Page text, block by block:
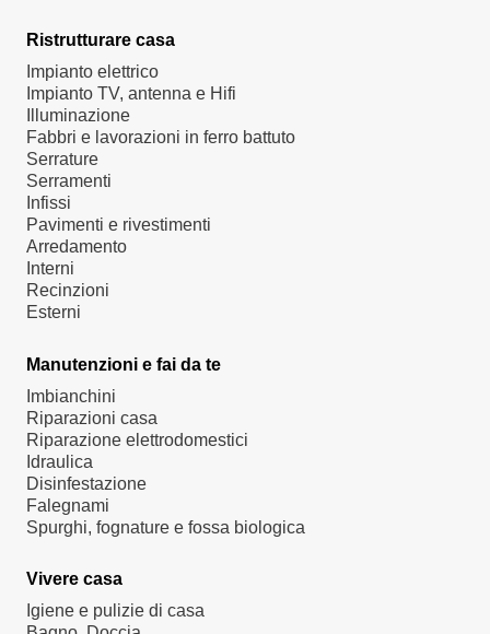
Ristrutturare casa
Impianto elettrico
Impianto TV, antenna e Hifi
Illuminazione
Fabbri e lavorazioni in ferro battuto
Serrature
Serramenti
Infissi
Pavimenti e rivestimenti
Arredamento
Interni
Recinzioni
Esterni
Manutenzioni e fai da te
Imbianchini
Riparazioni casa
Riparazione elettrodomestici
Idraulica
Disinfestazione
Falegnami
Spurghi, fognature e fossa biologica
Vivere casa
Igiene e pulizie di casa